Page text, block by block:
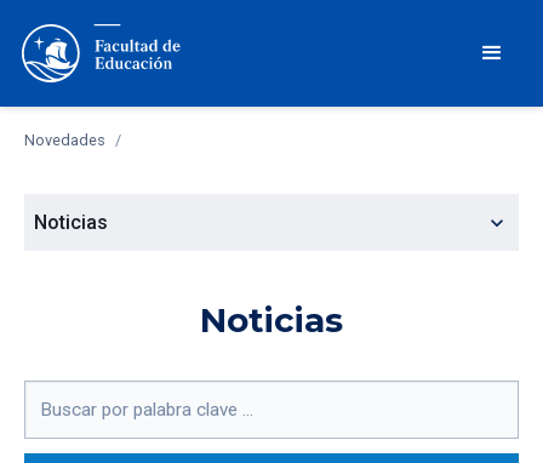
Novedades /
Noticias expand_more
Noticias